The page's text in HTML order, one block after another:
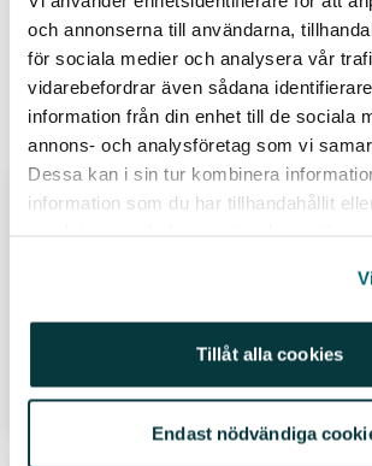
och annonserna till användarna,
för sociala medier och analysera vår
vidarebefordrar även sådana
information från din enhet till de sociala
annons- och analysföretag som vi
Dessa kan i sin tur kombinera
information som du har tillhandahållit
Tillåt alla cookies
Endast nödvändiga
@johannakull (220) #sparahållbart (41)
Sparande (147)
Relaterade inlägg
17 jul 26
30-åriga kvinnor är årets
Läs hela inlägget